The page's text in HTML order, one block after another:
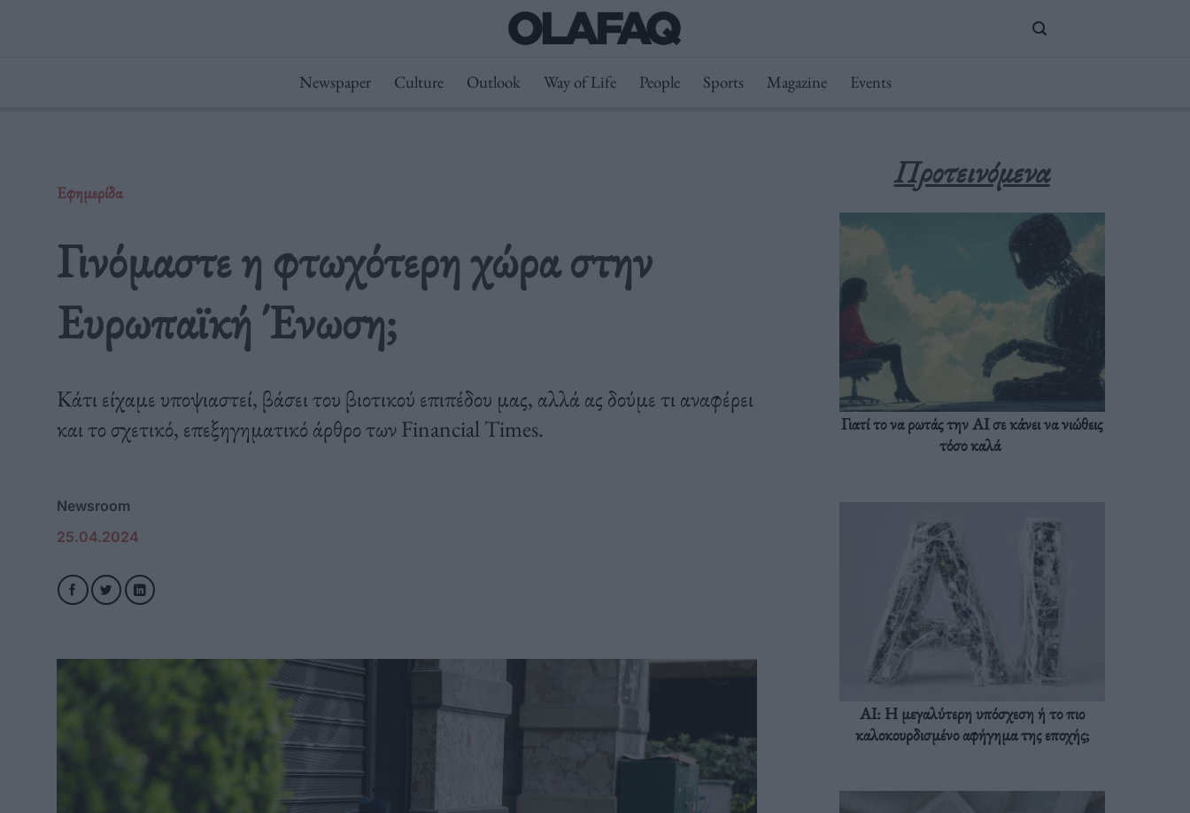
Newspaper Culture Outlook Way of Life People Sports Magazine Events
Εφημερίδα
Γινόμαστε η φτωχότερη χώρα στην
Ευρωπαϊκή Ένωση;
Κάτι είχαμε υποψιαστεί, βάσει του βιοτικού επιπέδου μας, αλλά ας δούμε τι αναφέρει
και το σχετικό, επεξηγηματικό άρθρο των Financial Times.
Newsroom
25.04.2024
Προτεινόμενα
Γιατί το να ρωτάς την AI σε κάνει να νιώθεις
τόσο καλά
AI: Η μεγαλύτερη υπόσχεση ή το πιο
καλοκουρδισμένο αφήγημα της εποχής;